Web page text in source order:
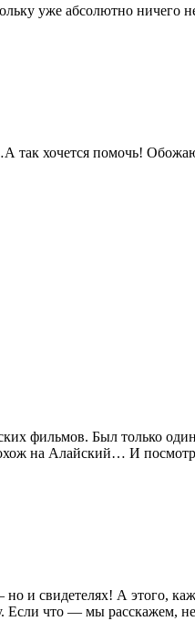
уже абсолютно ничего
так хочется помочь!
фильмов. Был только
на Алайский… И
но и свидетелях! А этого,
Если что — мы расскажем,